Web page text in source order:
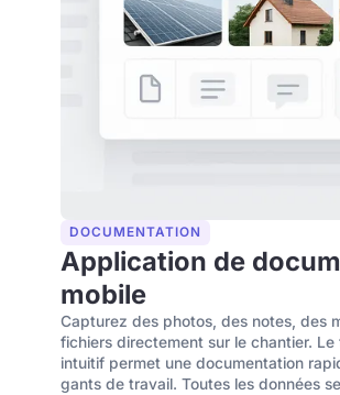
DOCUMENTATION
Application de
mobile
Capturez des photos, des notes, des
fichiers directement sur le chantier. Le
intuitif permet une documentation
gants de travail. Toutes les données